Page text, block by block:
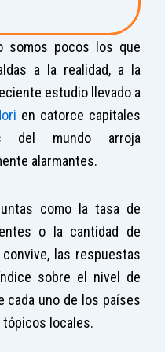
somos pocos los que
a la realidad, a la
estudio llevado a
en catorce capitales
del mundo arroja
alarmantes.
como la tasa de
o la cantidad de
las respuestas
sobre el nivel de
cada uno de los países
locales.